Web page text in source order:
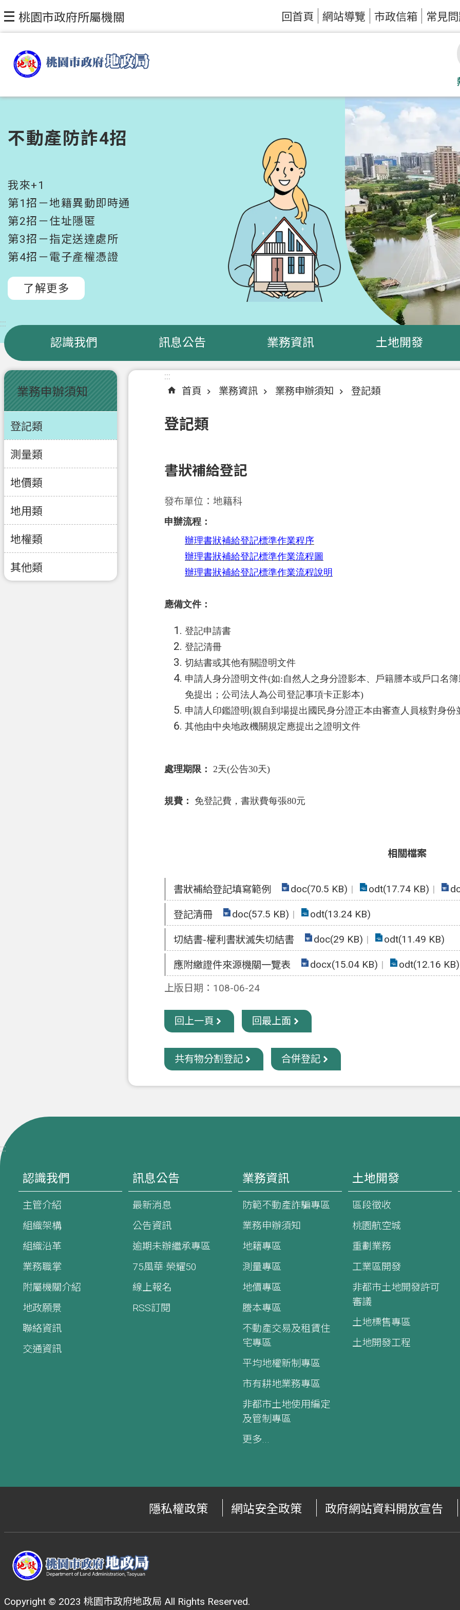
跳到主要內容區塊
桃園市政府所屬機關 回首頁 網站導覽 市政信箱 常見
不動產防詐4招
我來+1
第1招－地籍異動即時通
第2招－住址隱匿
第3招－指定送達處所
第4招－電子產權憑證
了解更多
:::
認識我們 訊息公告 業務資訊 土地開發
:::
業務申辦須知
登記類
測量類
地價類
地用類
地權類
其他類
:::
首頁
業務資訊 業務申辦須知 登記類
登記類
書狀補給登記
發布單位：地籍科
申辦流程：
辦理書狀補給登記標準作業程序
辦理書狀補給登記標準作業流程圖
辦理書狀補給登記標準作業流程說明
應備文件：
登記申請書
登記清冊
切結書或其他有關證明文件
申請人身分證明文件(如:自然人之身分證影本、戶籍謄本或戶口名
免提出；公司法人為公司登記事項卡正影本)
申請人印鑑證明(親自到場提出國民身分證正本由審查人員核對身份
其他由中央地政機關規定應提出之證明文件
處理期限： 2天(公告30天)
規費： 免登記費，書狀費每張80元
相關檔案
書狀補給登記填寫範例 doc(70.5 KB) odt(17.74 KB)
登記清冊 doc(57.5 KB) odt(13.24 KB)
切結書-權利書狀滅失切結書 doc(29 KB) odt(11.49 KB)
應附繳證件來源機關一覽表 docx(15.04 KB)
odt(12.16 KB)
上版日期：108-06-24
回上一頁 回最上面
共有物分割登記 合併登記
:::
認識我們
主管介紹
組織架構
組織沿革
業務職掌
附屬機關介紹
地政願景
聯絡資訊
交通資訊
訊息公告
最新消息
公告資訊
逾期未辦繼承專區
75風華·榮耀50
線上報名
RSS訂閱
業務資訊
防範不動產詐騙專區
業務申辦須知
地籍專區
測量專區
地價專區
謄本專區
不動產交易及租賃住
宅專區
平均地權新制專區
市有耕地業務專區
非都市土地使用編定
及管制專區
更多...
土地開發
區段徵收
桃園航空城
重劃業務
工業區開發
非都市土地開發許可
審議
土地標售專區
土地開發工程
隱私權政策 網站安全政策 政府網站資料開放宣告
Copyright © 2023 桃園市政府地政局 All Rights Reserved.